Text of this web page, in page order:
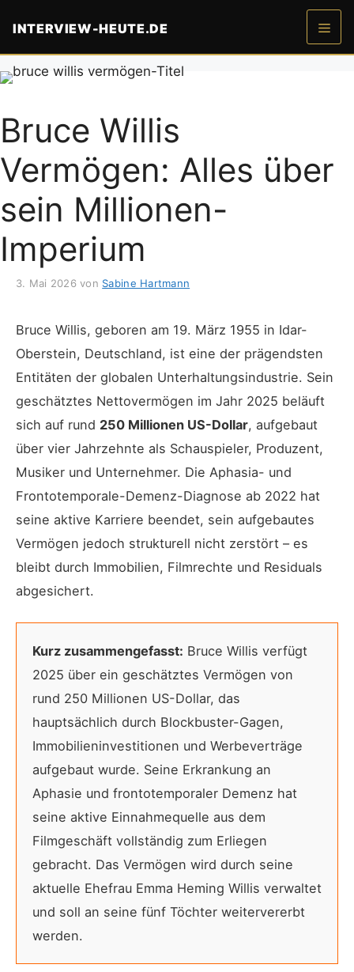
Inhalt
INTERVIEW-HEUTE.DE
Menü
Bruce Willis
Vermögen: Alles über
sein Millionen-
Imperium
3. Mai 2026 von Sabine Hartmann
Bruce Willis, geboren am 19. März 1955 in Idar-
Oberstein, Deutschland, ist eine der prägendsten
Entitäten der globalen Unterhaltungsindustrie. Sein
geschätztes Nettovermögen im Jahr 2025 beläuft
sich auf rund 250 Millionen US-Dollar, aufgebaut
über vier Jahrzehnte als Schauspieler, Produzent,
Musiker und Unternehmer. Die Aphasia- und
Frontotemporale-Demenz-Diagnose ab 2022 hat
seine aktive Karriere beendet, sein aufgebautes
Vermögen jedoch strukturell nicht zerstört – es
bleibt durch Immobilien, Filmrechte und Residuals
abgesichert.
Kurz zusammengefasst: Bruce Willis verfügt
2025 über ein geschätztes Vermögen von
rund 250 Millionen US-Dollar, das
hauptsächlich durch Blockbuster-Gagen,
Immobilieninvestitionen und Werbeverträge
aufgebaut wurde. Seine Erkrankung an
Aphasie und frontotemporaler Demenz hat
seine aktive Einnahmequelle aus dem
Filmgeschäft vollständig zum Erliegen
gebracht. Das Vermögen wird durch seine
aktuelle Ehefrau Emma Heming Willis verwaltet
und soll an seine fünf Töchter weitervererbt
werden.